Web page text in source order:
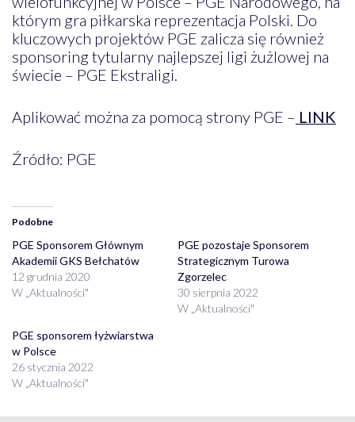
którym gra piłkarska reprezentacja Polski. Do
kluczowych projektów PGE zalicza się również
sponsoring tytularny najlepszej ligi żużlowej na
świecie – PGE Ekstraligi.
Aplikować można za pomocą strony PGE – LINK
Źródło: PGE
Podobne
PGE Sponsorem Głównym
Akademii GKS Bełchatów
12 grudnia 2020
W „Aktualności"
PGE pozostaje Sponsorem
Strategicznym Turowa
Zgorzelec
30 sierpnia 2022
W „Aktualności"
PGE sponsorem łyżwiarstwa
w Polsce
26 stycznia 2022
W „Aktualności"